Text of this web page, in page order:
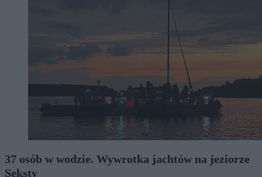
37 osób w wodzie. Wywrotka jachtów na jeziorze
Seksty